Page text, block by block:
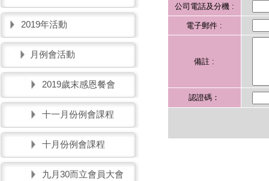
2019年活動
月例會活動
2019歲末感恩餐會
十一月份例會課程
十月份例會課程
九月30而立會員大會
公司電話及分機 :
電子郵件 :
備註 :
認證碼：